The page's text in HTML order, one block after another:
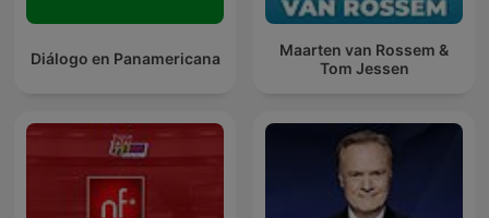
Diálogo en Panamericana
Maarten van Rossem &
Tom Jessen